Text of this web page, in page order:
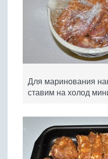
Для маринования
ставим на холод